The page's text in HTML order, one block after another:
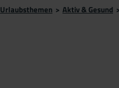
Urlaubsthemen > Aktiv & Gesund